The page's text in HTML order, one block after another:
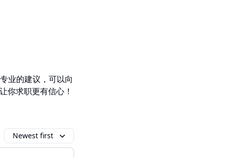
业的建议，可以向
你求职更有信心！
Newest first